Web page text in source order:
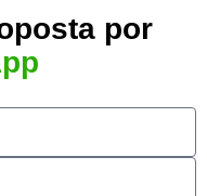
por